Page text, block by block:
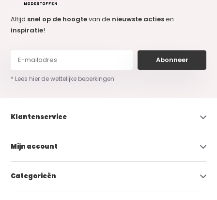
Altijd snel op de hoogtevan de nieuwste actiesen
inspiratie!
Abonneer
* Lees hier de wettelijke beperkingen
Klantenservice
Mijn account
Categorieën